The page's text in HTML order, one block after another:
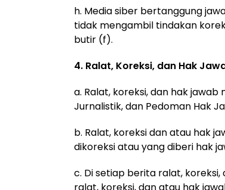
h. Media siber bertanggung
tidak mengambil tindakan
butir (f).
4. Ralat, Koreksi, dan Hak
a. Ralat, koreksi, dan hak
Jurnalistik, dan Pedoman Hak
b. Ralat, koreksi dan atau hak
dikoreksi atau yang diberi hak
c. Di setiap berita ralat,